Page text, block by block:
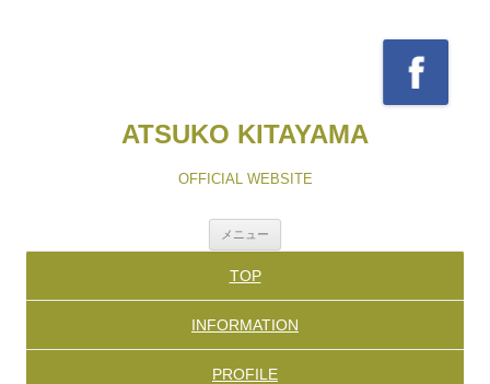
ATSUKO KITAYAMA
OFFICIAL WEBSITE
メニュー
ツ
ス
キ
TOP
INFORMATION
PROFILE